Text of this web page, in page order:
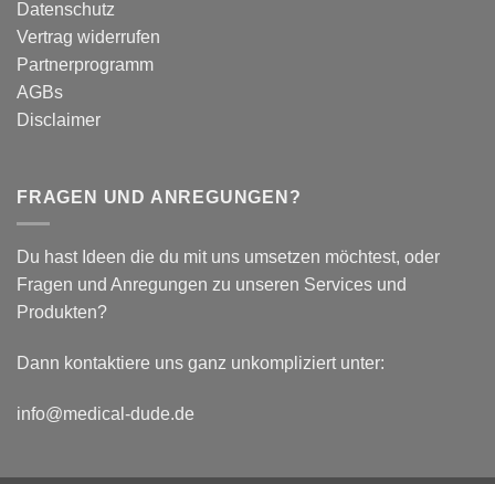
Datenschutz
Vertrag widerrufen
Partnerprogramm
AGBs
Disclaimer
FRAGEN UND ANREGUNGEN?
Du hast Ideen die du mit uns umsetzen möchtest, oder
Fragen und Anregungen zu unseren Services und
Produkten?
Dann kontaktiere uns ganz unkompliziert unter:
info@medical-dude.de